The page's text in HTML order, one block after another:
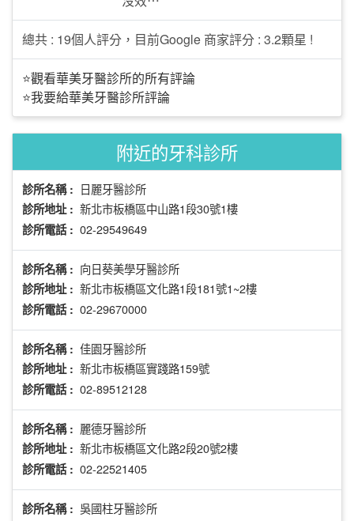
總共 : 19個人評分，目前Google 商家評分 : 3.2顆星 !
⭐觀看華美牙醫診所的所有評論
⭐我要給華美牙醫診所評論
附近的牙科診所
診所名稱 : 日麗牙醫診所
診所地址 : 新北市板橋區中山路1段30號1樓
診所電話 : 02-29549649
診所名稱 : 向日葵美學牙醫診所
診所地址 : 新北市板橋區文化路1段181號1~2樓
診所電話 : 02-29670000
診所名稱 : 佳園牙醫診所
診所地址 : 新北市板橋區實踐路159號
診所電話 : 02-89512128
診所名稱 : 麗德牙醫診所
診所地址 : 新北市板橋區文化路2段20號2樓
診所電話 : 02-22521405
診所名稱 : 吳國柱牙醫診所